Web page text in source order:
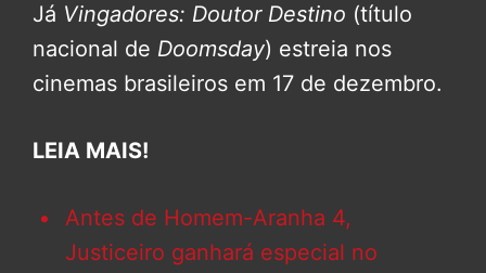
Já Vingadores: Doutor Destino (título
nacional de Doomsday) estreia nos
cinemas brasileiros em 17 de dezembro.
LEIA MAIS!
Antes de Homem-Aranha 4,
Justiceiro ganhará especial no